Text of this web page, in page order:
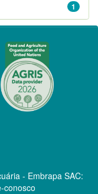
1
- Embrapa SAC:
conosco